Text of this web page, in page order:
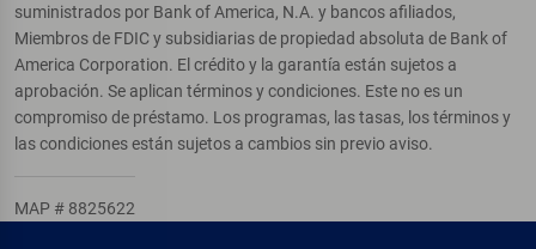
suministrados por Bank of America, N.A. y bancos afiliados,
Miembros de FDIC y subsidiarias de propiedad absoluta de Bank of
America Corporation. El crédito y la garantía están sujetos a
aprobación. Se aplican términos y condiciones. Este no es un
compromiso de préstamo. Los programas, las tasas, los términos y
las condiciones están sujetos a cambios sin previo aviso.
MAP # 8825622